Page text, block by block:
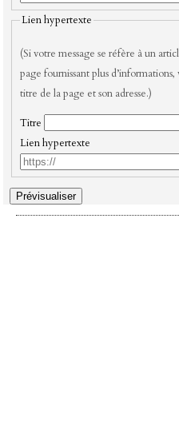
Lien hypertexte
(Si votre message se réfère à un
page fournissant plus
titre de la page et son adresse.)
Titre
Lien hypertexte